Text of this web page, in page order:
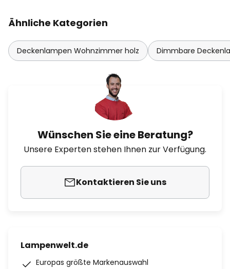
Ähnliche Kategorien
Deckenlampen Wohnzimmer holz Dimmbare
Wünschen Sie eine Beratung?
Unsere Experten stehen Ihnen zur Verfügung.
Kontaktieren Sie uns
Lampenwelt.de
Europas größte Markenauswahl